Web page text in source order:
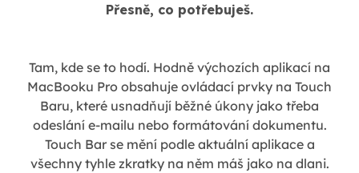
Přesně, co potřebuješ.
Tam, kde se to hodí. Hodně výchozích aplikací na
MacBooku Pro obsahuje ovládací prvky na Touch
Baru, které usnadňují běžné úkony jako třeba
odeslání e-mailu nebo formátování dokumentu.
Touch Bar se mění podle aktuální aplikace a
všechny tyhle zkratky na něm máš jako na dlani.